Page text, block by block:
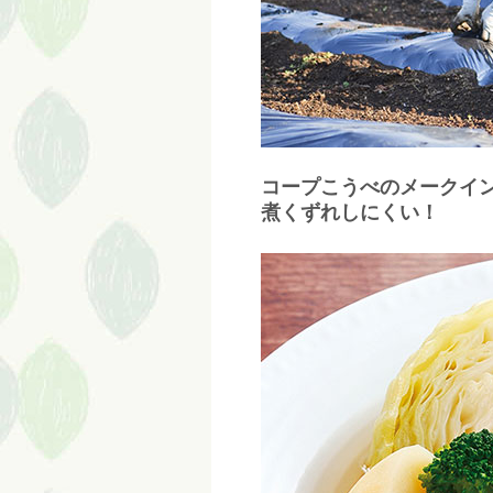
コープこうべのメークイ
煮くずれしにくい！